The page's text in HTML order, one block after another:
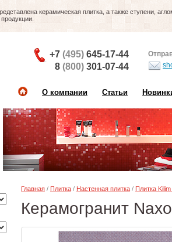
керамическая плитка, а также ступени,
+7 (495) 645-17-44
8 (800) 301-07-44
О компании Статьи
Главная / Плитка / Настенная плитка / Плитка
Керамогранит